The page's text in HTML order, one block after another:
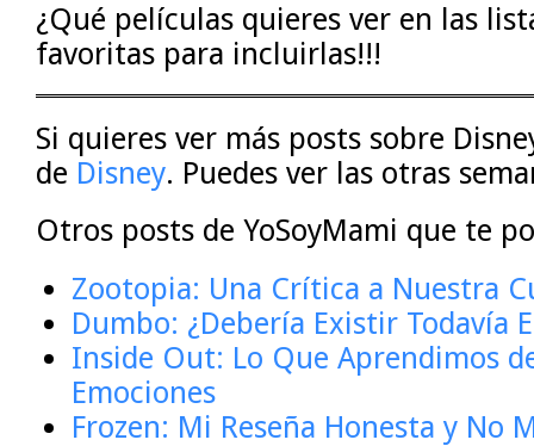
¿Qué películas quieres ver en las
favoritas para incluirlas!!!
Si quieres ver más posts sobre
de Disney. Puedes ver las otras
Otros posts de YoSoyMami que te
Zootopia: Una Crítica a Nuestra
Dumbo: ¿Debería Existir Todavía
Inside Out: Lo Que Aprendimos
Emociones
Frozen: Mi Reseña Honesta y No